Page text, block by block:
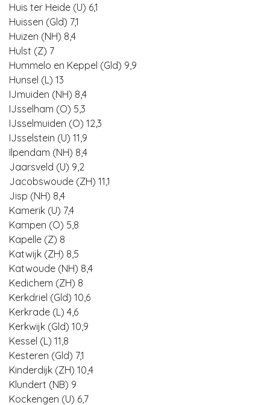
Huis ter Heide (U) 6,1
Huissen (Gld) 7,1
Huizen (NH) 8,4
Hulst (Z) 7
Hummelo en Keppel (Gld) 9,9
Hunsel (L) 13
IJmuiden (NH) 8,4
IJsselham (O) 5,3
IJsselmuiden (O) 12,3
IJsselstein (U) 11,9
Ilpendam (NH) 8,4
Jaarsveld (U) 9,2
Jacobswoude (ZH) 11,1
Jisp (NH) 8,4
Kamerik (U) 7,4
Kampen (O) 5,8
Kapelle (Z) 8
Katwijk (ZH) 8,5
Katwoude (NH) 8,4
Kedichem (ZH) 8
Kerkdriel (Gld) 10,6
Kerkrade (L) 4,6
Kerkwijk (Gld) 10,9
Kessel (L) 11,8
Kesteren (Gld) 7,1
Kinderdijk (ZH) 10,4
Klundert (NB) 9
Kockengen (U) 6,7